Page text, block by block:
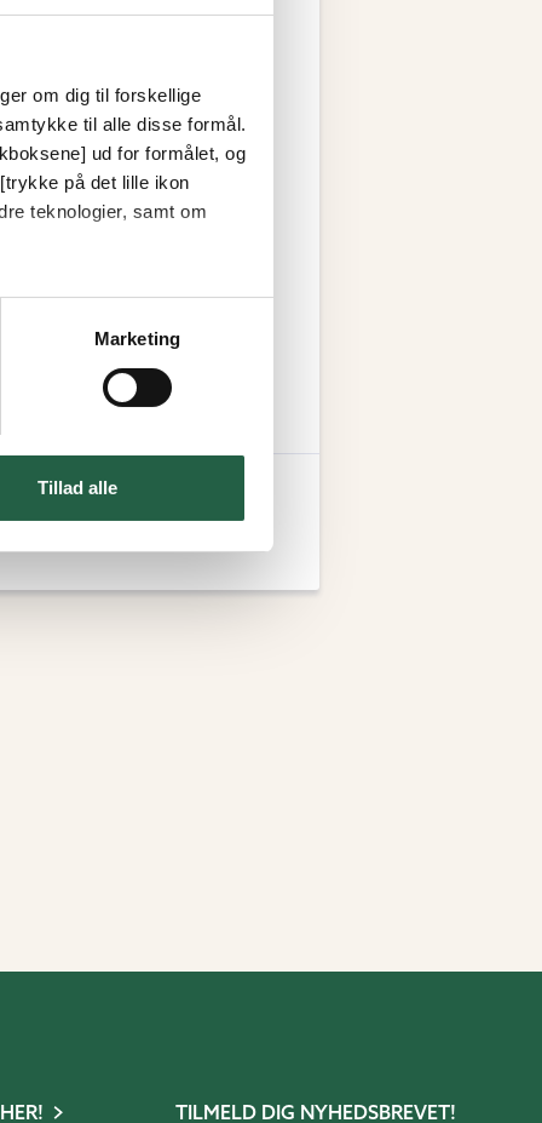
om dig til forskellige
til alle disse formål.
ud for formålet, og
på det lille ikon
teknologier, samt om
Marketing
Tillad alle
TILMELD DIG NYHEDSBREVET!